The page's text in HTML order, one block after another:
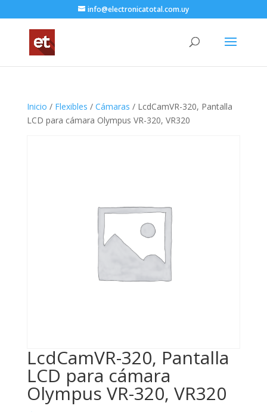
info@electronicatotal.com.uy
Inicio / Flexibles / Cámaras / LcdCamVR-320, Pantalla
LCD para cámara Olympus VR-320, VR320
LcdCamVR-320, Pantalla
LCD para cámara
Olympus VR-320, VR320